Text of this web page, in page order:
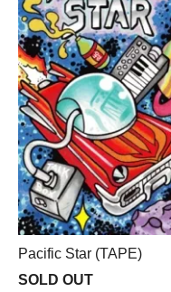
Pacific Star (TAPE)
SOLD OUT